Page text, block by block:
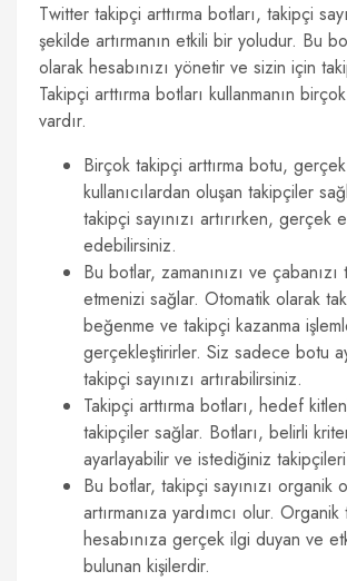
Twitter takipçi arttırma botları, takipçi
şekilde artırmanın etkili bir yoludur. Bu
olarak hesabınızı yönetir ve sizin için
Takipçi arttırma botları kullanmanın
vardır.
Birçok takipçi arttırma botu,
kullanıcılardan oluşan takipçiler
takipçi sayınızı artırırken, gerçek
edebilirsiniz.
Bu botlar, zamanınızı ve çabanızı
etmenizi sağlar. Otomatik olarak
beğenme ve takipçi kazanma
gerçekleştirirler. Siz sadece botu
takipçi sayınızı artırabilirsiniz.
Takipçi arttırma botları, hedef
takipçiler sağlar. Botları, belirli
ayarlayabilir ve istediğiniz
Bu botlar, takipçi sayınızı organik
artırmanıza yardımcı olur.
hesabınıza gerçek ilgi duyan ve
bulunan kişilerdir.